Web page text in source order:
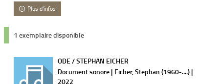
Plus d'infos
1 exemplaire disponible
ODE / STEPHAN EICHER
Document sonore | Eicher, Stephan (1960-....) |
2022